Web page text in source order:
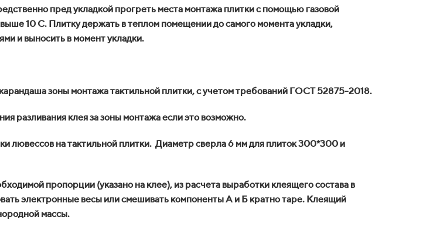
пред укладкой прогреть места монтажа плитки с помощью газовой
10 С. Плитку держать в теплом помещении до самого момента укладки,
и выносить в момент укладки.
зоны монтажа тактильной плитки, с учетом требований ГОСТ 52875-2018.
разливания клея за зоны монтажа если это возможно.
лювессов на тактильной плитки. Диаметр сверла 6 мм для плиток 300*300 и
пропорции (указано на клее), из расчета выработки клеящего состава в
электронные весы или смешивать компоненты А и Б кратно таре. Клеящий
массы.